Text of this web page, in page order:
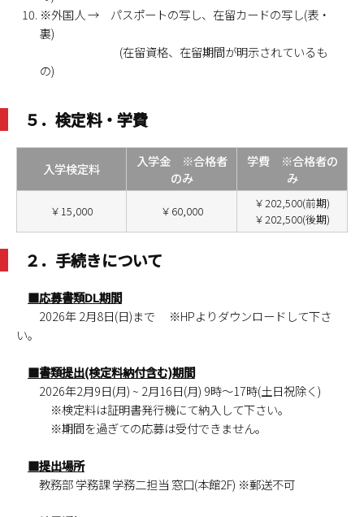
※外国人 → パスポートの写し、在留カードの写し(表・
裏)
(在留資格、在留期間が明示されているも
の)
５．検定料・学費
入学検定料
入学金 ※合格者
のみ
学費 ※合格者の
み
￥15,000 ￥60,000
￥202,500(前期)
￥202,500(後期)
２．手続きについて
■応募書類DL期間
2026年 2月8日(日)まで ※HPよりダウンロードして下さ
い。
■書類提出(検定料納付含む)期間
2026年2月9日(月) ~ 2月16日(月) 9時～17時(土日祝除く)
※検定料は証明書発行機にて納入して下さい。
※期間を過ぎての応募は受付できません。
■提出場所
教務部 学務課 学務二担当 窓口(本館2F) ※郵送不可